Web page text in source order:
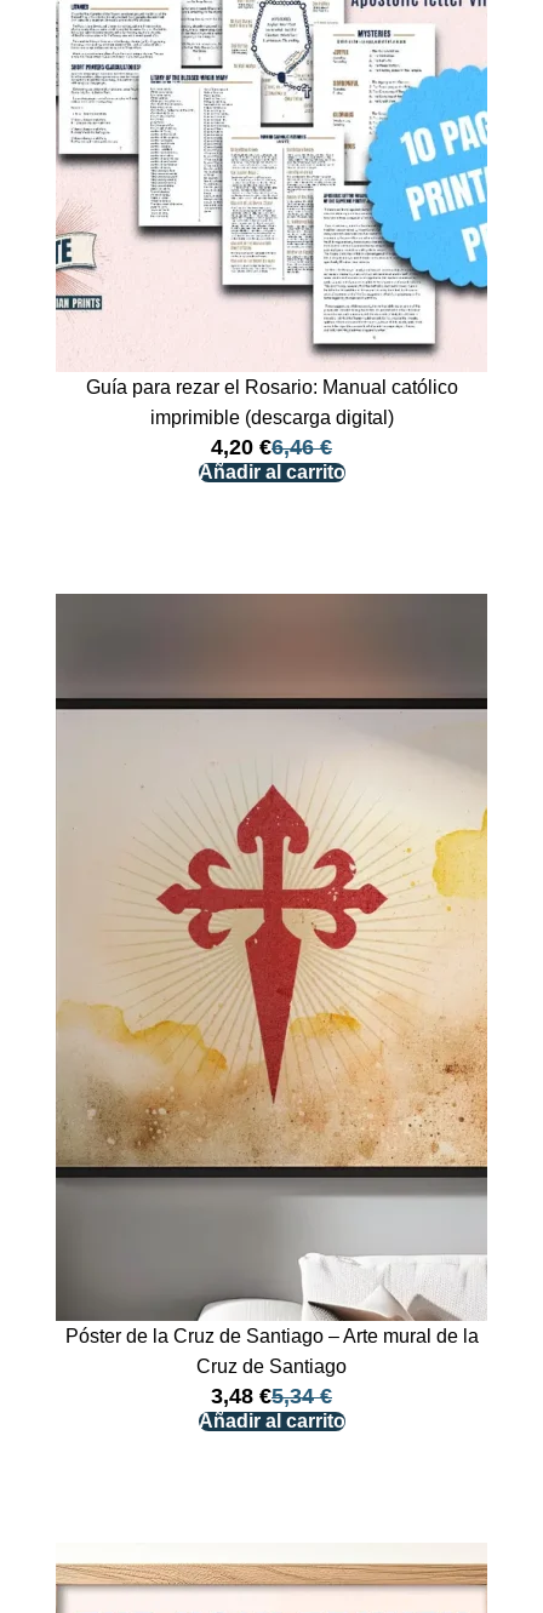
Guía para rezar el Rosario: Manual católico
imprimible (descarga digital)
6,46€
4,20 €
Añadir al carrito
Póster de la Cruz de Santiago – Arte mural de la
Cruz de Santiago
5,34€
3,48 €
Añadir al carrito